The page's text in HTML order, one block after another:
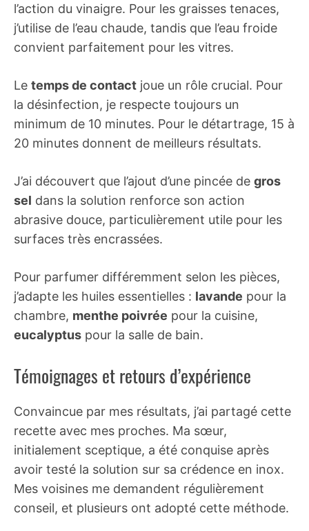
l’action du vinaigre. Pour les graisses tenaces,
j’utilise de l’eau chaude, tandis que l’eau froide
convient parfaitement pour les vitres.
Le temps de contact joue un rôle crucial. Pour
la désinfection, je respecte toujours un
minimum de 10 minutes. Pour le détartrage, 15 à
20 minutes donnent de meilleurs résultats.
J’ai découvert que l’ajout d’une pincée de gros
sel dans la solution renforce son action
abrasive douce, particulièrement utile pour les
surfaces très encrassées.
Pour parfumer différemment selon les pièces,
j’adapte les huiles essentielles : lavande pour la
chambre, menthe poivrée pour la cuisine,
eucalyptus pour la salle de bain.
Témoignages et retours d’expérience
Convaincue par mes résultats, j’ai partagé cette
recette avec mes proches. Ma sœur,
initialement sceptique, a été conquise après
avoir testé la solution sur sa crédence en inox.
Mes voisines me demandent régulièrement
conseil, et plusieurs ont adopté cette méthode.